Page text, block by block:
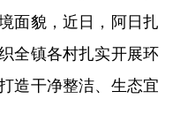
面貌，近日，阿日扎
全镇各村扎实开展环
造干净整洁、生态宜